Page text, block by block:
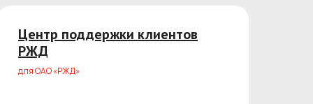
Центр поддержки клиентов
РЖД
для ОАО «РЖД»